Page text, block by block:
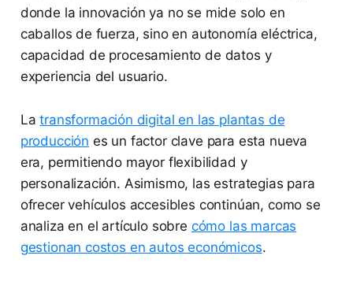
donde la innovación ya no se mide solo en
caballos de fuerza, sino en autonomía eléctrica,
capacidad de procesamiento de datos y
experiencia del usuario.
Latransformación digital en las plantas de
producción es un factor clave para esta nueva
era, permitiendo mayor flexibilidad y
personalización. Asimismo, las estrategias para
ofrecer vehículos accesibles continúan, como se
analiza en el artículo sobre cómo las marcas
gestionan costos en autos económicos.